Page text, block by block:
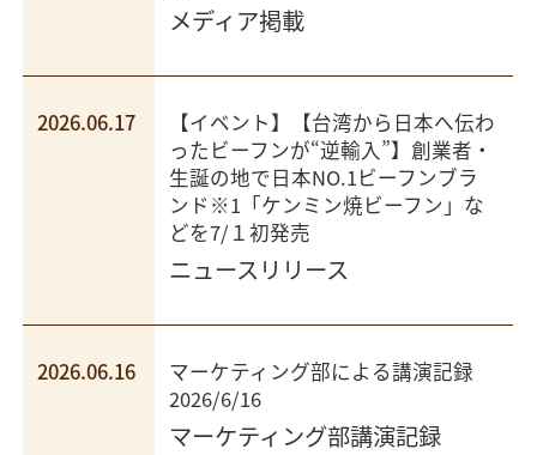
メディア掲載
2026.06.17
【イベント】【台湾から日本へ伝わ
ったビーフンが“逆輸入”】創業者・
生誕の地で日本NO.1ビーフンブラ
ンド※1「ケンミン焼ビーフン」な
どを7/１初発売
ニュースリリース
2026.06.16
マーケティング部による講演記録
2026/6/16
マーケティング部講演記録